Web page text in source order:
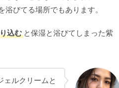
びてる場所でもあります。
込む と保湿と浴びてしまった紫
ェルクリームと